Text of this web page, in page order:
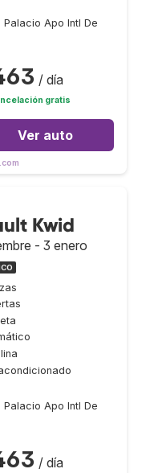
Apo Intl De
/ día
gratis
Ver auto
Kwid
- 3 enero
Apo Intl De
/ día